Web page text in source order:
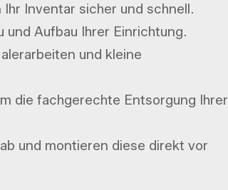
Inventar sicher und schnell.
Aufbau Ihrer Einrichtung.
und kleine
die fachgerechte Entsorgung Ihrer
und montieren diese direkt vor